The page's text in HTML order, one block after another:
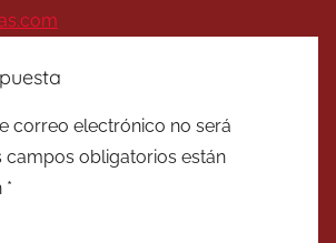
correo electrónico no será
campos obligatorios están
*